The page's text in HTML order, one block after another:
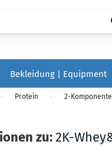
Bekleidung | Equipment
» Protein » 2-
zu:2K-